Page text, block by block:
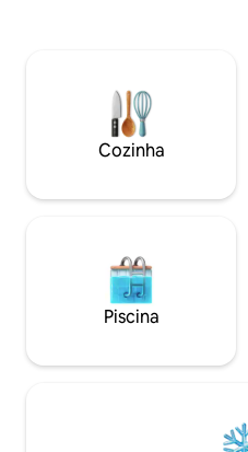
xampu 🫧 Limpeza
acordo com os padrões de hotel
check-in🔑 24h ✔ Check-in
check-out tardio mediante
Cozinha
Piscina